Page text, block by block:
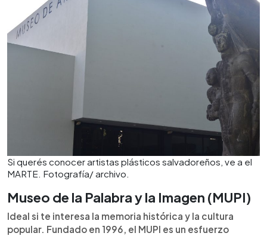
Si querés conocer artistas plásticos salvadoreños, ve a el
MARTE. Fotografía/ archivo.
Museo de la Palabra y la Imagen (MUPI)
Ideal si te interesa la memoria histórica y la cultura
popular. Fundado en 1996, el MUPI es un esfuerzo